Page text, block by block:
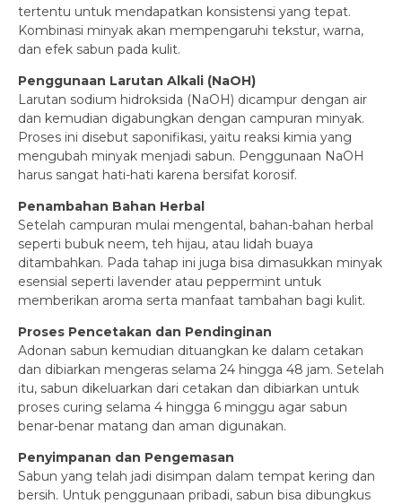
tertentu untuk mendapatkan konsistensi yang tepat.
Kombinasi minyak akan mempengaruhi tekstur, warna,
dan efek sabun pada kulit.
Penggunaan Larutan Alkali (NaOH)
Larutan sodium hidroksida (NaOH) dicampur dengan air
dan kemudian digabungkan dengan campuran minyak.
Proses ini disebut saponifikasi, yaitu reaksi kimia yang
mengubah minyak menjadi sabun. Penggunaan NaOH
harus sangat hati-hati karena bersifat korosif.
Penambahan Bahan Herbal
Setelah campuran mulai mengental, bahan-bahan herbal
seperti bubuk neem, teh hijau, atau lidah buaya
ditambahkan. Pada tahap ini juga bisa dimasukkan minyak
esensial seperti lavender atau peppermint untuk
memberikan aroma serta manfaat tambahan bagi kulit.
Proses Pencetakan dan Pendinginan
Adonan sabun kemudian dituangkan ke dalam cetakan
dan dibiarkan mengeras selama 24 hingga 48 jam. Setelah
itu, sabun dikeluarkan dari cetakan dan dibiarkan untuk
proses curing selama 4 hingga 6 minggu agar sabun
benar-benar matang dan aman digunakan.
Penyimpanan dan Pengemasan
Sabun yang telah jadi disimpan dalam tempat kering dan
bersih. Untuk penggunaan pribadi, sabun bisa dibungkus